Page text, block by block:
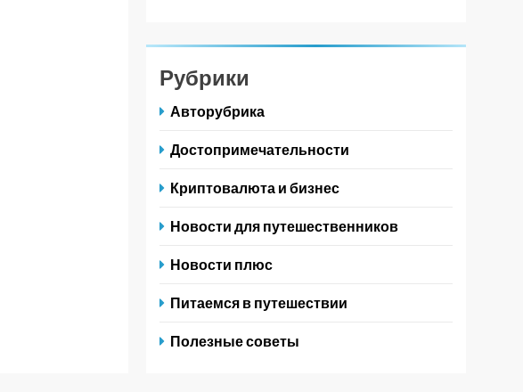
Рубрики
Авторубрика
Достопримечательности
Криптовалюта и бизнес
Новости для путешественников
Новости плюс
Питаемся в путешествии
Полезные советы